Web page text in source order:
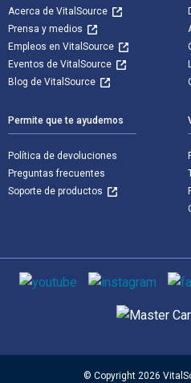
Acerca de VitalSource
Prensa y medios
Empleos en VitalSource
Eventos de VitalSource
Blog de VitalSource
Permite que te ayudemos
Política de devoluciones
Preguntas frecuentes
Soporte de productos
Medios de comunicación social
Métodos de pago admitidos
© Copyright 2026